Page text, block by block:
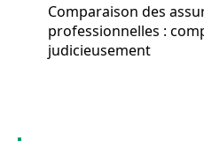
Comparaison des
professionnelles :
judicieusement